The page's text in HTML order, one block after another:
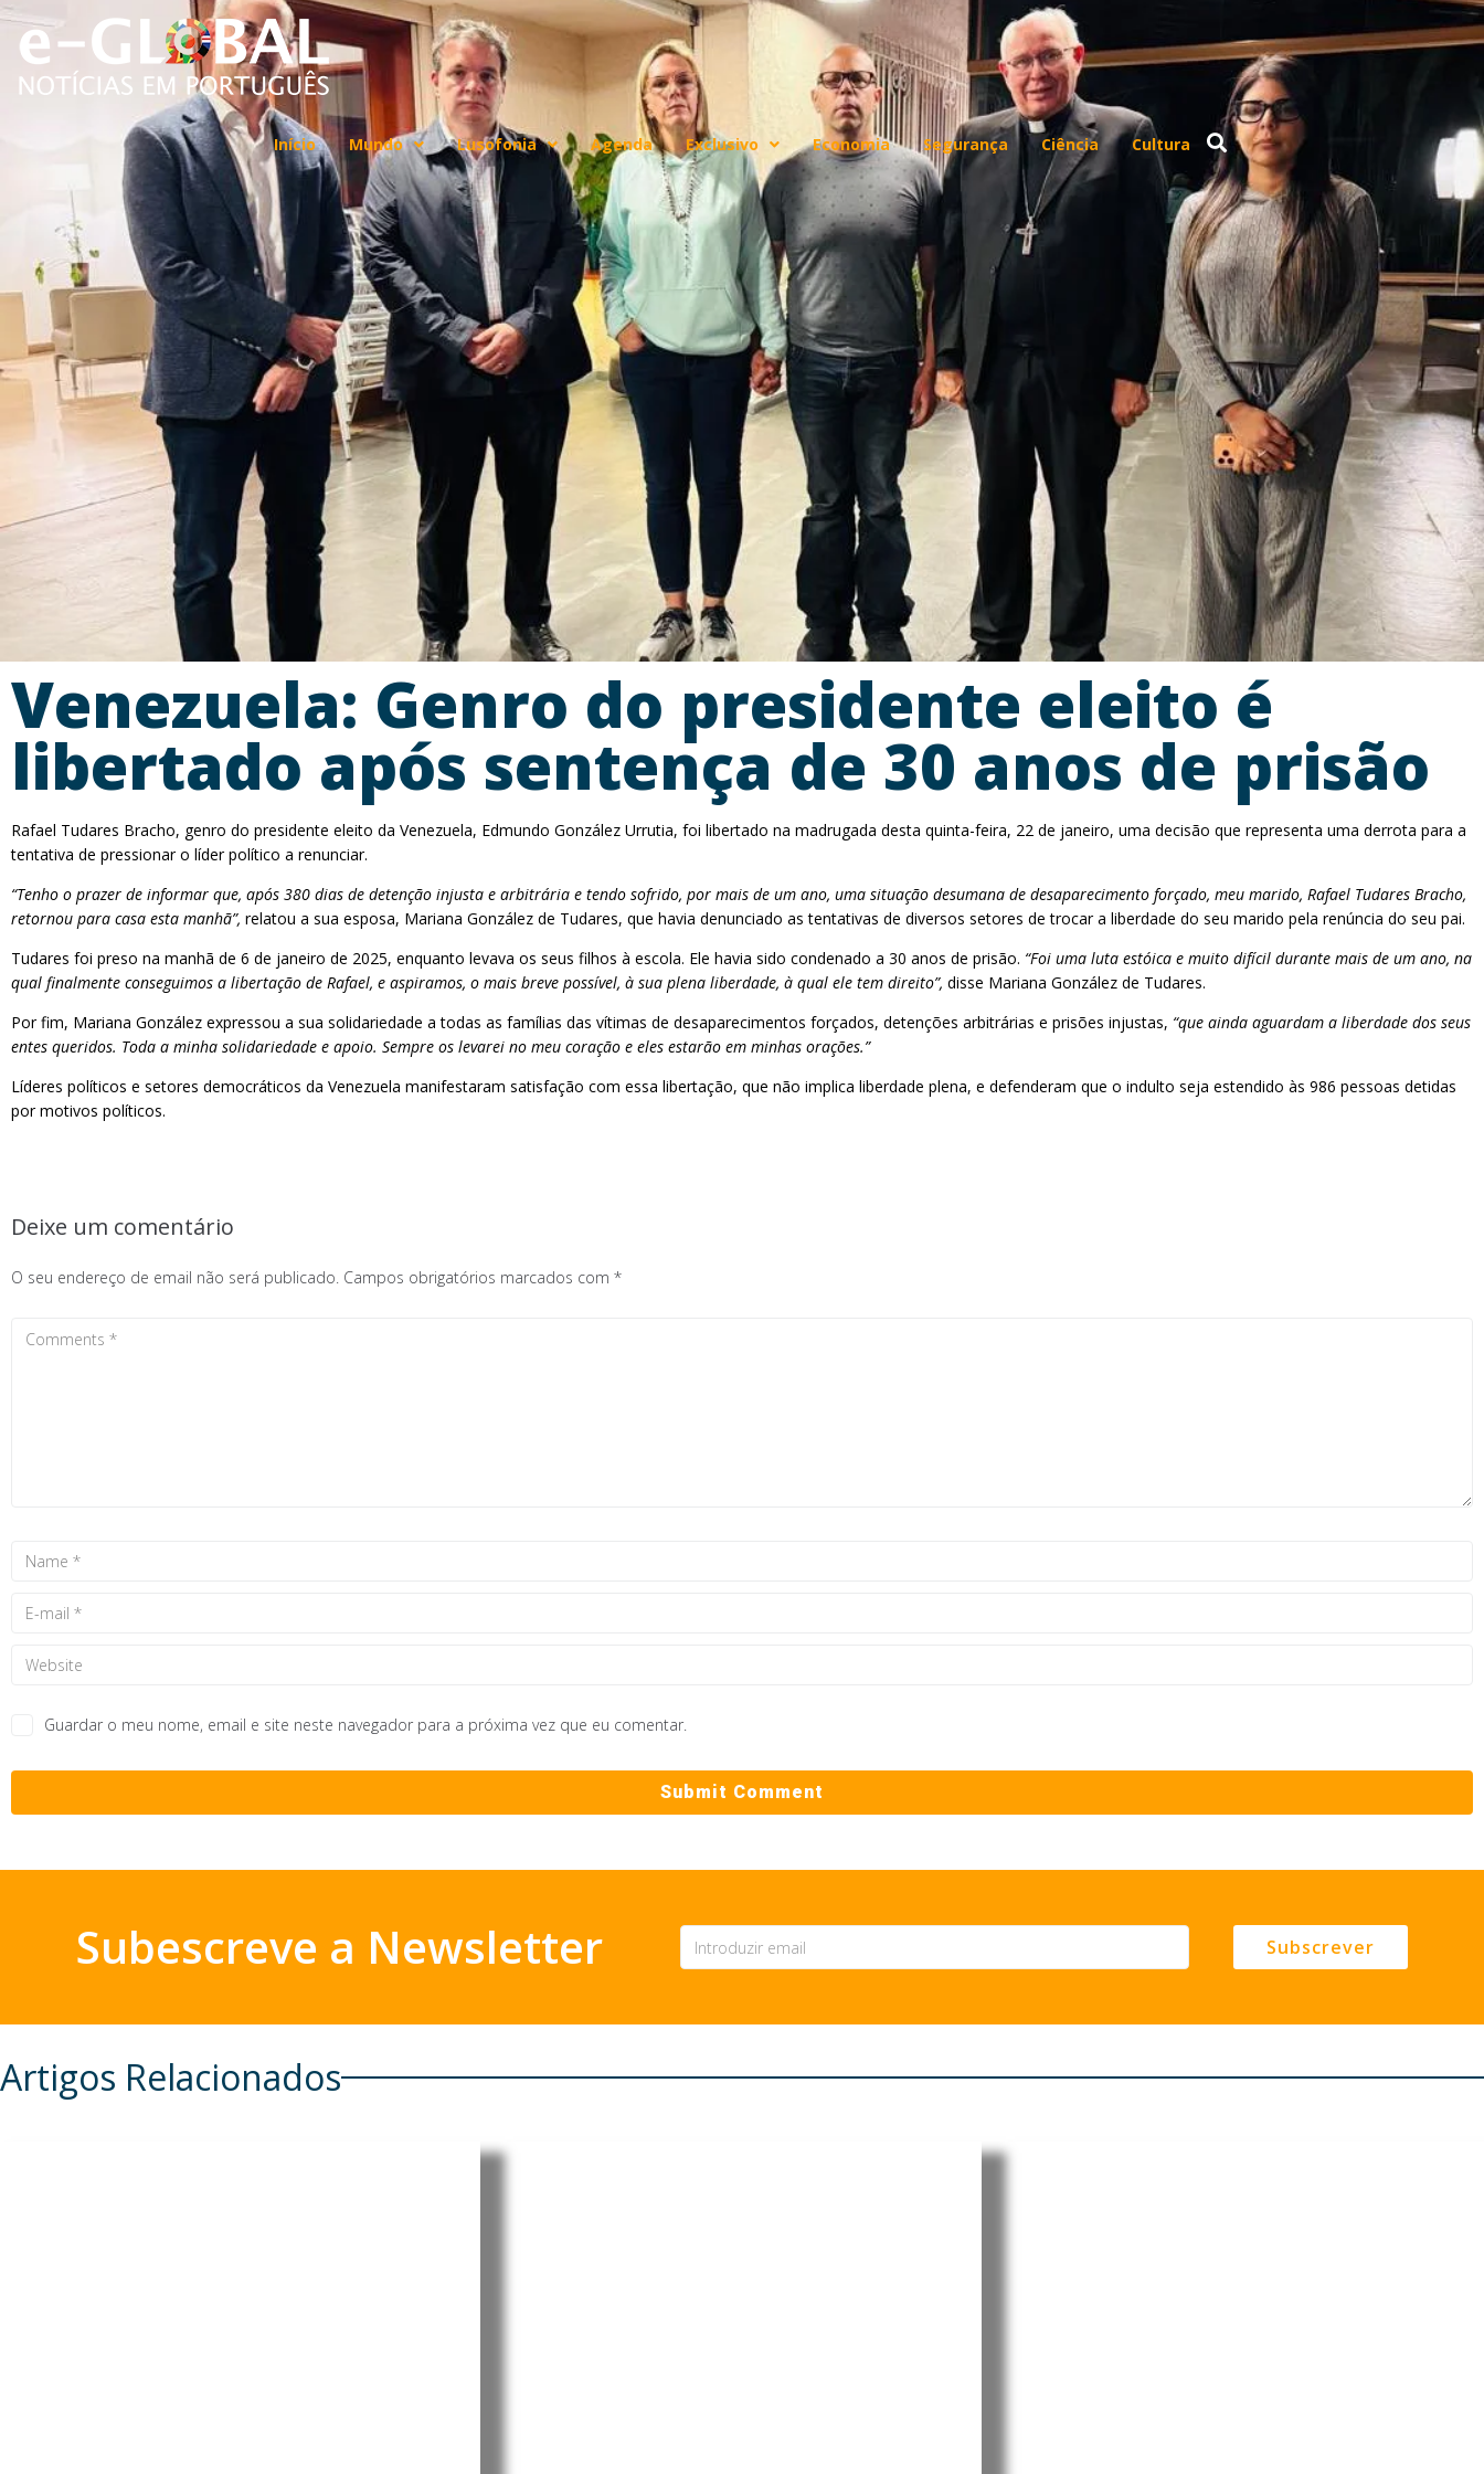
Início Mundo Lusofonia Agenda Exclusivo Economia Segurança Ciência Cultura
Venezuela: Genro do presidente eleito é
libertado após sentença de 30 anos de prisão
Rafael Tudares Bracho, genro do presidente eleito da Venezuela, Edmundo González Urrutia, foi libertado na madrugada desta quinta-feira, 22 de janeiro, uma decisão que representa uma derrota para a
tentativa de pressionar o líder político a renunciar.
“Tenho o prazer de informar que, após 380 dias de detenção injusta e arbitrária e tendo sofrido, por mais de um ano, uma situação desumana de desaparecimento forçado, meu marido, Rafael Tudares Bracho,
retornou para casa esta manhã”, relatou a sua esposa, Mariana González de Tudares, que havia denunciado as tentativas de diversos setores de trocar a liberdade do seu marido pela renúncia do seu pai.
Tudares foi preso na manhã de 6 de janeiro de 2025, enquanto levava os seus filhos à escola. Ele havia sido condenado a 30 anos de prisão. “Foi uma luta estóica e muito difícil durante mais de um ano, na
qual finalmente conseguimos a libertação de Rafael, e aspiramos, o mais breve possível, à sua plena liberdade, à qual ele tem direito”, disse Mariana González de Tudares.
Por fim, Mariana González expressou a sua solidariedade a todas as famílias das vítimas de desaparecimentos forçados, detenções arbitrárias e prisões injustas, “que ainda aguardam a liberdade dos seus
entes queridos. Toda a minha solidariedade e apoio. Sempre os levarei no meu coração e eles estarão em minhas orações.”
Líderes políticos e setores democráticos da Venezuela manifestaram satisfação com essa libertação, que não implica liberdade plena, e defenderam que o indulto seja estendido às 986 pessoas detidas
por motivos políticos.
Deixe um comentário
O seu endereço de email não será publicado. Campos obrigatórios marcados com *
Guardar o meu nome, email e site neste navegador para a próxima vez que eu comentar.
Subescreve a Newsletter Subscrever
Artigos Relacionados